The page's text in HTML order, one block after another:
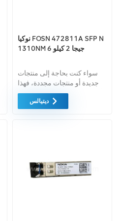
نوكيا FOSN 472811A SFP N
1310NM 6 جيجا 2 كيلو
سواء كنت بحاجة إلى منتجات
جديدة أو منتجات مجددة، فهذا
أمر شامل الضمان كمعيار. نحن
فقط نشتري معدات السوق
الجودة وحماية البيئة. كل هذا يتم
ديتيالس